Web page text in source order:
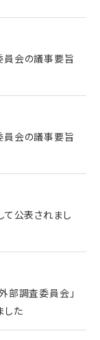
会の議事要旨
会の議事要旨
て公表されまし
部調査委員会」
した